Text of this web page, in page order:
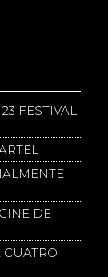
FESTIVAL
DE